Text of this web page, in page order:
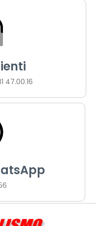
47.00.16